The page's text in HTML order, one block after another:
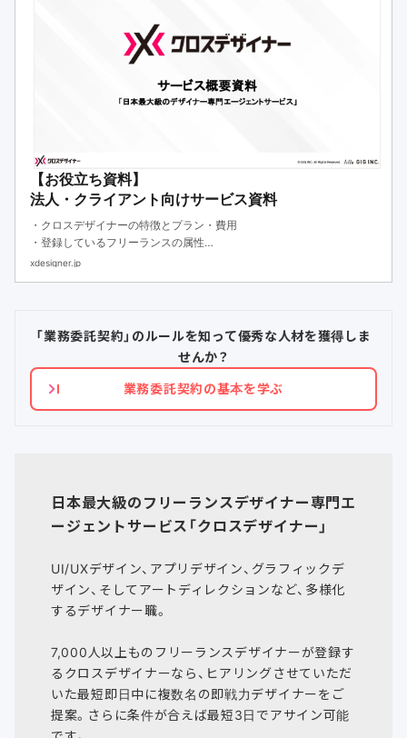
【お役立ち資料】
法人・クライアント向けサービス資料
・クロスデザイナーの特徴とプラン・費用
・登録しているフリーランスの属性
・導入企業の活用事例などをお伝えしています。
xdesigner.jp
「業務委託契約」のルールを知って優秀な人材を獲得しま
せんか？
業務委託契約の基本を学ぶ
日本最大級のフリーランスデザイナー専門エ
ージェントサービス「クロスデザイナー」
UI/UXデザイン、アプリデザイン、グラフィックデ
ザイン、そしてアートディレクションなど、多様化
するデザイナー職。
7,000人以上ものフリーランスデザイナーが登録す
るクロスデザイナーなら、ヒアリングさせていただ
いた最短即日中に複数名の即戦力デザイナーをご
提案。さらに条件が合えば最短3日でアサイン可能